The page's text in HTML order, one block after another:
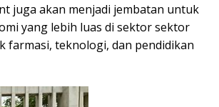
juga akan menjadi jembatan untuk
yang lebih luas di sektor sektor
farmasi, teknologi, dan pendidikan